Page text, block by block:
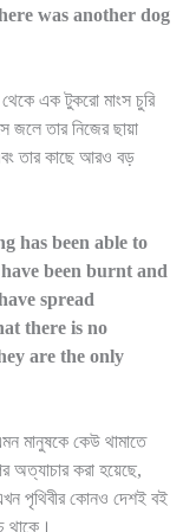
was another dog
এক টুকরো মাংস চুরি
জলে তার নিজের ছায়া
তার কাছে আরও বড়
has been able to
been burnt and
spread
there is no
are the only
মানুষকে কেউ থামাতে
অত্যাচার করা হয়েছে,
পৃথিবীর কোনও দেশই বই
থাকে।